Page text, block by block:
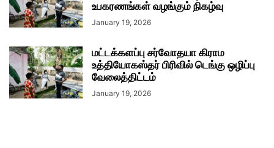
உபகரணங்கள் வழங்கும் நிகழ்வு
January 19, 2026
மட்டக்களப்பு சர்வோதயா கிராம
உத்தியோகஸ்தர் பிரிவில் டெங்கு ஒழிப்பு
வேலைத்திட்டம்
January 19, 2026